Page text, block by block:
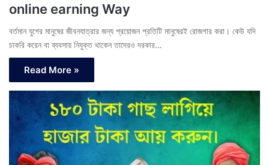
online earning Way
বর্তমান যুগের মানুষের জীবনযাত্রার জন্য প্রয়োজন প্রতিটি মানুষেরই রোজগার করা। কেউ যদি
চাকরি করেন বা ব্যবসায় নিযুক্ত থাকেন তাদেরও দরকার…
Read More »